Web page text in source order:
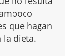
que hagan
la dieta.